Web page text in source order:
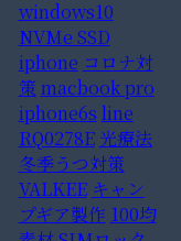
windows10
NVMe SSD
iphone コロナ対
策macbook pro
iphone6s line
RQ0278E 光療法
冬季うつ対策
VALKEE キャン
プギア製作 100均